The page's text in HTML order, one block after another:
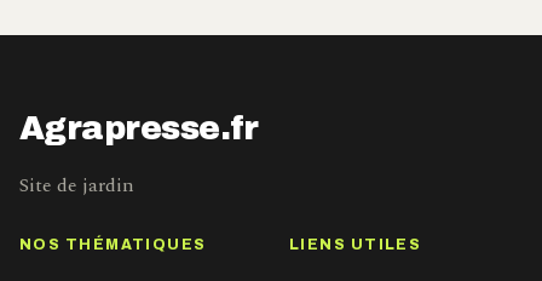
Agrapresse.fr
Site de jardin
NOS THÉMATIQUES LIENS UTILES